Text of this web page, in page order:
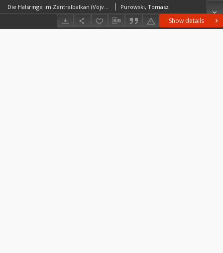
Show details
Die Halsringe im Zentralbalkan (Vojvodina, Serbien, Kosovo und Mazedonien) Rastko Vasić, Prähistorische Bronzefunde, dz. XI, tom 7, Stuttgart 2010 : [recenzja] Purowski, Tomasz